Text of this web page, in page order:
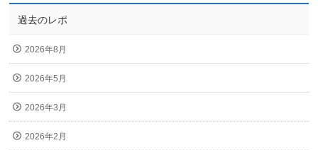
過去のレポ
2026年8月
2026年5月
2026年3月
2026年2月